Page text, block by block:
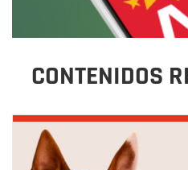
CONTENIDOS